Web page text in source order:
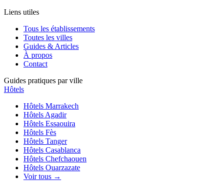
Liens utiles
Tous les établissements
Toutes les villes
Guides & Articles
À propos
Contact
Guides pratiques par ville
Hôtels
Hôtels Marrakech
Hôtels Agadir
Hôtels Essaouira
Hôtels Fès
Hôtels Tanger
Hôtels Casablanca
Hôtels Chefchaouen
Hôtels Ouarzazate
Voir tous →